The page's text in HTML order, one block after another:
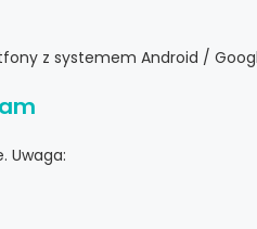
z systemem Android /
Uwaga: